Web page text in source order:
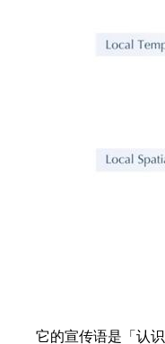
它的宣传语是「认识